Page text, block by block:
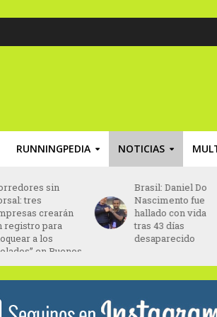
RUNNINGPEDIA NOTICIAS
Daniel Do
fue
con vida
43 días
Paraguay: la
Maratón
Internacional de
Asunción busca
récord de